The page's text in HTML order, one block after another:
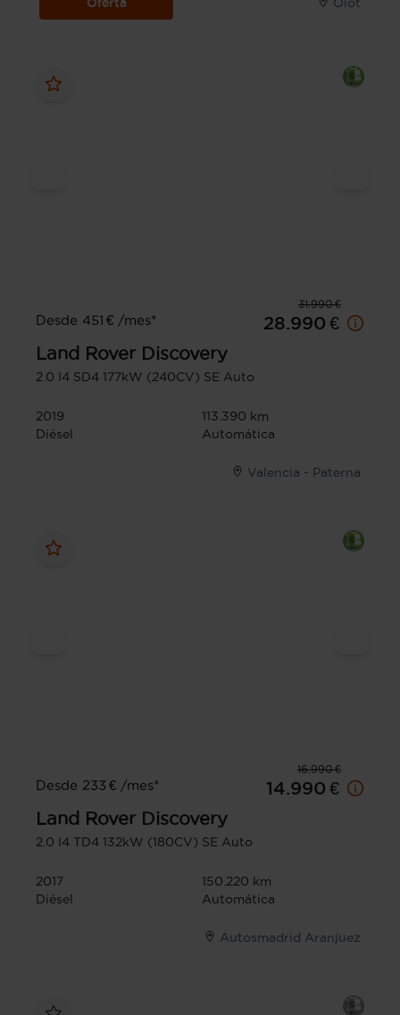
Oferta Olot
31.990 €
Desde 451 € /mes*
28.990 €
Land Rover Discovery
2.0 I4 SD4 177kW (240CV) SE Auto
2019
113.390 km
Diésel
Automática
Valencia - Paterna
16.990 €
Desde 233 € /mes*
14.990 €
Land Rover Discovery
2.0 I4 TD4 132kW (180CV) SE Auto
2017
150.220 km
Diésel
Automática
Autosmadrid Aranjuez